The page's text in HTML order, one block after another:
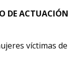
DE ACTUACIÓN
víctimas de